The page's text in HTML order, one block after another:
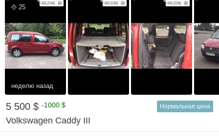
25
неделю назад
5 500 $ -1000 $ Нормальная цена
Volkswagen Caddy III